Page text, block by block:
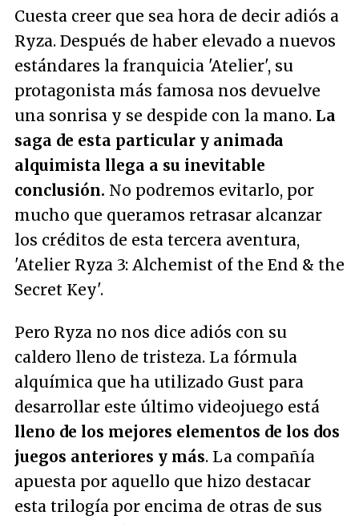
Cuesta creer que sea hora de decir adiós a
Ryza. Después de haber elevado a nuevos
estándares la franquicia 'Atelier', su
protagonista más famosa nos devuelve
una sonrisa y se despide con la mano. La
saga de esta particular y animada
alquimista llega a su inevitable
conclusión. No podremos evitarlo, por
mucho que queramos retrasar alcanzar
los créditos de esta tercera aventura,
'Atelier Ryza 3: Alchemist of the End & the
Secret Key'.
Pero Ryza no nos dice adiós con su
caldero lleno de tristeza. La fórmula
alquímica que ha utilizado Gust para
desarrollar este último videojuego está
lleno de los mejores elementos de los dos
juegos anteriores y más. La compañía
apuesta por aquello que hizo destacar
esta trilogía por encima de otras de sus